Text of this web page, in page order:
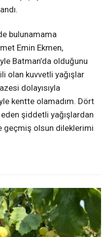
bulunamama
Emin Ekmen,
Batman’da olduğunu
olan kuvvetli yağışlar
dolayısıyla
kentte olamadım. Dört
şiddetli yağışlardan
geçmiş olsun dileklerimi